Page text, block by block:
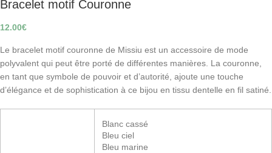
Bracelet motif Couronne
12.00€
Le bracelet motif couronne de Missiu est un accessoire de mode
polyvalent qui peut être porté de différentes manières. La couronne,
en tant que symbole de pouvoir et d’autorité, ajoute une touche
d’élégance et de sophistication à ce bijou en tissu dentelle en fil satiné.
Blanc cassé
Bleu ciel
Bleu marine